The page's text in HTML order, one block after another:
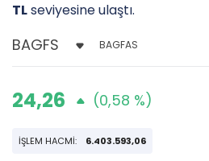
TLseviyesine ulaştı.
BAGFAS
24,26 (0,58 %)
İŞLEM HACMİ: 6.403.593,06